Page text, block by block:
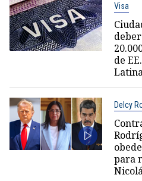
Visa
de
Delcy
para